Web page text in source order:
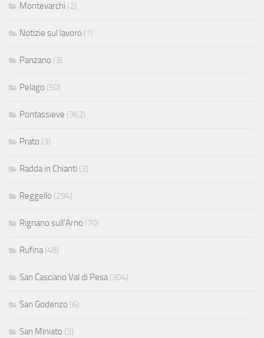
Montevarchi (2)
Notizie sul lavoro (1)
Panzano (3)
Pelago (50)
Pontassieve (362)
Prato (3)
Radda in Chianti (3)
Reggello (294)
Rignano sull'Arno (70)
Rufina(48)
San Casciano Val di Pesa(304)
San Godenzo (6)
San Miniato (3)